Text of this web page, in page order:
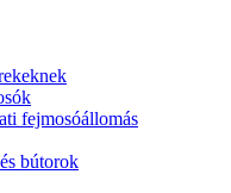
fejmosóállomás
bútorok